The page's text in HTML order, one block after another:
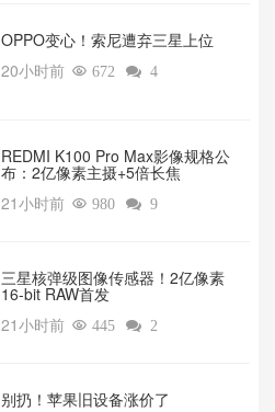
OPPO变心！索尼遭弃三星上位‌
20小时前  672  4
REDMI K100 Pro Max影像规格公
布：2亿像素主摄+5倍长焦
21小时前  980  9
三星核弹级图像传感器！2亿像素
16-bit RAW首发
21小时前  445  2
别扔！苹果旧设备涨价了‌